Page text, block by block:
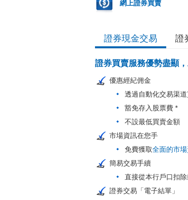
網上證券買賣
證券現金交易 證
證券買賣服務優勢盡顯
優惠經紀佣金
透過自動化交易渠
豁免存入股票費 *
不設最低買賣金額
市場資訊在您手
免費獲取全面的市
簡易交易手續
直接從本行戶口扣
證券交易「電子結單」